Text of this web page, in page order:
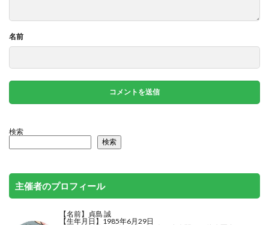
名前
検索
検索
主催者のプロフィール
【名前】貞島 誠
【生年月日】1985年6月29日